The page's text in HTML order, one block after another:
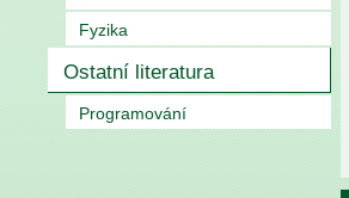
Fyzika
Ostatní literatura
Programování